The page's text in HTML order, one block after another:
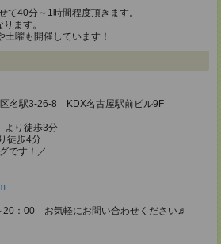
て40分～1時間程度頂きます。
ます。
曜も開催しています！
名駅3-26-8 KDX名古屋駅前ビル9F
より徒歩3分
徒歩4分
です！／
20：00 お気軽にお問い合わせください♬